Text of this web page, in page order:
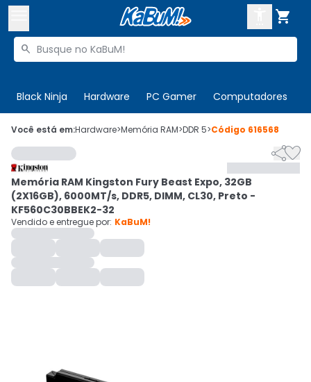

Buscar produtos

Black Ninja Hardware PC Gamer Computadores
 Olá. Acesse sua conta
 Departamentos
Cupons
Mais Vendidos
Ativar tradutor em libras
CADASTRE-SE
Você está em:Hardware>Memória RAM>DDR 5>Código 616568

Memória RAM Kingston Fury Beast Expo, 32GB
(2X16GB), 6000MT/s, DDR5, DIMM, CL30, Preto -
KF560C30BBEK2-32
Vendido e entregue por: KaBuM!